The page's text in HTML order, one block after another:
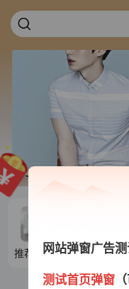
推荐目录1 推荐目录2
网站弹窗广告
测试首页弹窗